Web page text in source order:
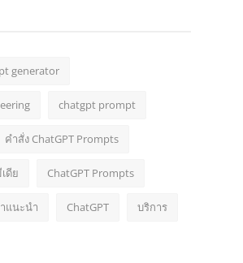
generator
chatgpt prompt
คำสั่ง ChatGPT Prompts
ดีย ChatGPT Prompts
แนะนำ ChatGPT บริการ